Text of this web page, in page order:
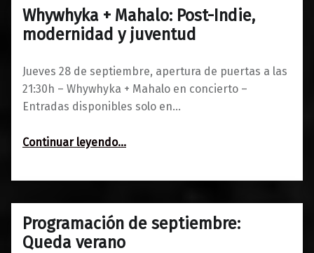
Whywhyka + Mahalo: Post-Indie,
modernidad y juventud
Jueves 28 de septiembre, apertura de puertas a las
21:30h – Whywhyka + Mahalo en concierto –
Entradas disponibles solo en…
Continuar leyendo“Whywhyka + Mahalo: Post-Indie, modernidad y juventud”
…
25/09/2017
0
Maravillas
Programación de septiembre:
Queda verano
04/09/2017
0
Maravillas